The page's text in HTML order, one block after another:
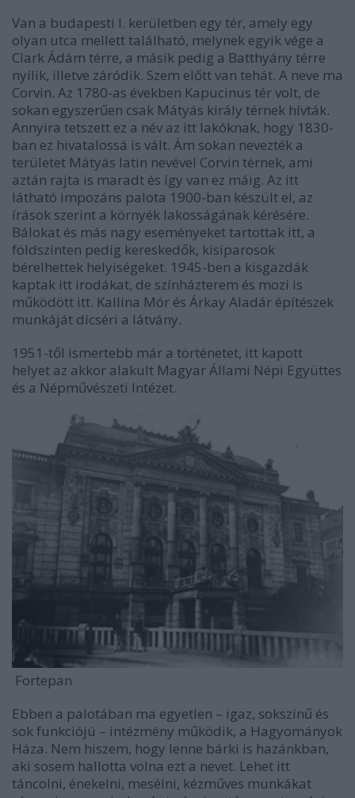
Van a budapesti I. kerületben egy tér, amely egy
olyan utca mellett található, melynek egyik vége a
Clark Ádám térre, a másik pedig a Batthyány térre
nyílik, illetve záródik. Szem előtt van tehát. A neve ma
Corvin. Az 1780-as években Kapucinus tér volt, de
sokan egyszerűen csak Mátyás király térnek hívták.
Annyira tetszett ez a név az itt lakóknak, hogy 1830-
ban ez hivatalossá is vált. Ám sokan nevezték a
területet Mátyás latin nevével Corvin térnek, ami
aztán rajta is maradt és így van ez máig. Az itt
látható impozáns palota 1900-ban készült el, az
írások szerint a környék lakosságának kérésére.
Bálokat és más nagy eseményeket tartottak itt, a
földszinten pedig kereskedők, kisiparosok
bérelhettek helyiségeket. 1945-ben a kisgazdák
kaptak itt irodákat, de színházterem és mozi is
működött itt. Kallina Mór és Árkay Aladár építészek
munkáját dícséri a látvány.
1951-től ismertebb már a történetet, itt kapott
helyet az akkor alakult Magyar Állami Népi Együttes
és a Népművészeti Intézet.
Fortepan
Ebben a palotában ma egyetlen – igaz, sokszínű és
sok funkciójú – intézmény működik, a Hagyományok
Háza. Nem hiszem, hogy lenne bárki is hazánkban,
aki sosem hallotta volna ezt a nevet. Lehet itt
táncolni, énekelni, mesélni, kézműves munkákat